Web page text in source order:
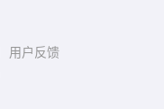
用户反馈